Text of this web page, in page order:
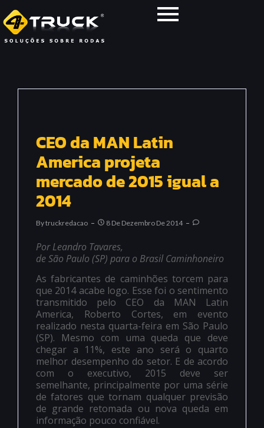
CEO da MAN Latin
America projeta
mercado de 2015 igual a
2014
ByTruckredacao 8 De Dezembro De 2014
Por Leandro Tavares,
de São Paulo (SP) para o Brasil Caminhoneiro
As fabricantes de caminhões torcem para
que 2014 acabe logo. Esse foi o sentimento
transmitido pelo CEO da MAN Latin
America, Roberto Cortes, em evento
realizado nesta quarta-feira em São Paulo
(SP). Mesmo com uma queda que deve
chegar a 11%, este ano será o quarto
melhor desempenho do setor. E de acordo
com o executivo, 2015 deve ser
semelhante, principalmente por uma série
de fatores que tornam qualquer previsão
de grande retomada ou nova queda em
informação pouco confiável.